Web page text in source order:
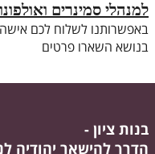
למנהלי סמינרים
באפשרותנו לשלוח לכם
בנושא השארו פרטים
בנות ציון -
הדרך להישאר יהודיה